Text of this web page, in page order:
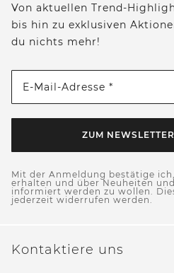
Von aktuellen Trend-
bis hin zu exklusiven
du nichts mehr!
E-Mail-Adresse *
ZUM
Mit der Anmeldung bestätige
erhalten und über Neuheiten
informiert werden zu wollen.
jederzeit widerrufen werden.
Kontaktiere uns